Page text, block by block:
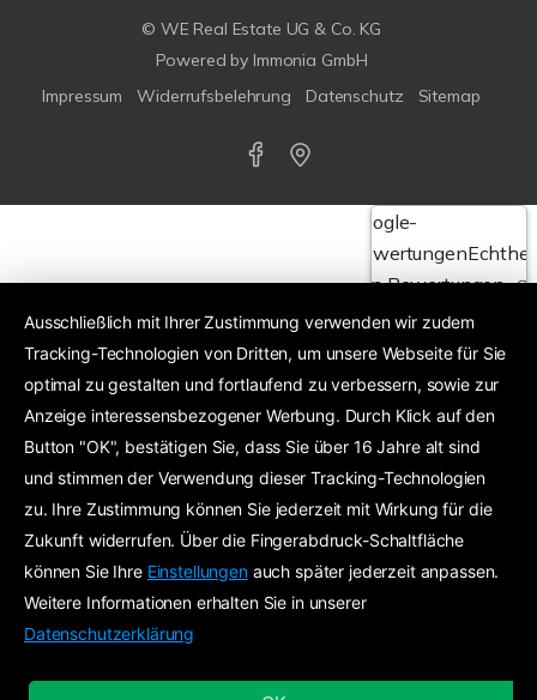
© WE Real Estate UG & Co. KG
Powered by Immonia GmbH
Impressum
Widerrufsbelehrung Datenschutz Sitemap
Google-
Bewertungen
von Bewertungen
4,6
Exzellent
24 Google-Bewertungen
Ausschließlich mit Ihrer Zustimmung verwenden wir zudem
Tracking-Technologien von Dritten, um unsere Webseite für Sie
optimal zu gestalten und fortlaufend zu verbessern, sowie zur
Anzeige interessensbezogener Werbung. Durch Klick auf den
Button "OK", bestätigen Sie, dass Sie über 16 Jahre alt sind
und stimmen der Verwendung dieser Tracking-Technologien
zu. Ihre Zustimmung können Sie jederzeit mit Wirkung für die
Zukunft widerrufen. Über die Fingerabdruck-Schaltfläche
können Sie Ihre Einstellungenauch später jederzeit anpassen.
Weitere Informationen erhalten Sie in unserer
Datenschutzerklärung